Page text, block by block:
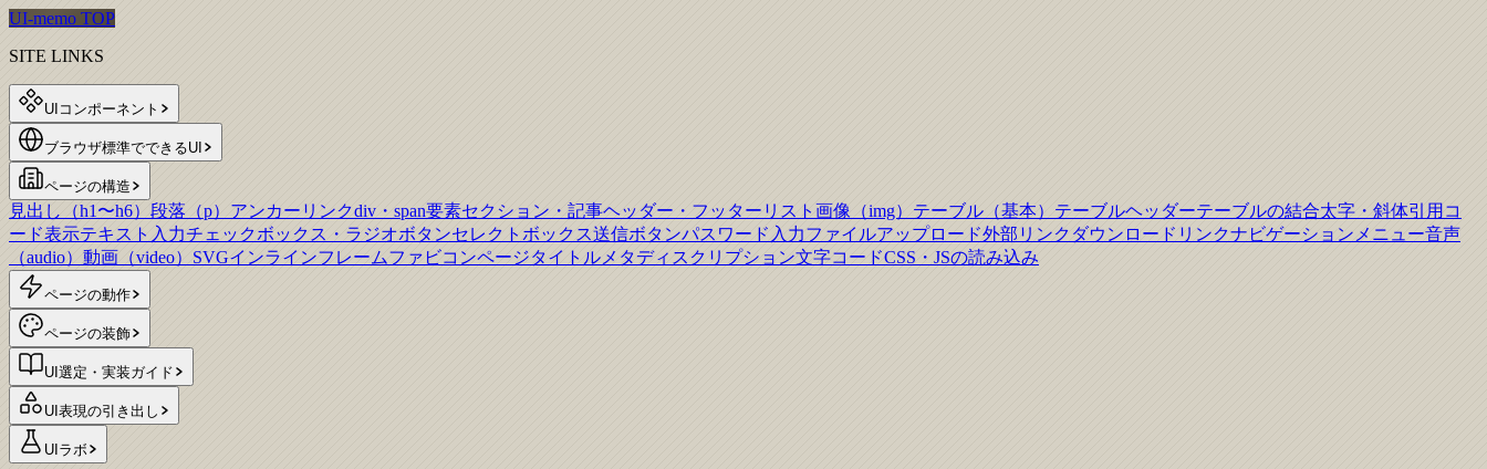
UI-memo TOP
SITE LINKS
UIコンポーネント
ブラウザ標準でできるUI
ページの構造
見出し（h1〜h6） 段落（p） アンカーリンクdiv・span要素セクション・記事ヘッダー・フッター リスト 画像（img） テーブル（基本） テーブルヘッダーテーブルの結合太字・斜体引用 コ
ード表示テキスト入力チェックボックス・ラジオボタンセレクトボックス送信ボタンパスワード入力ファイルアップロード外部リンク ダウンロードリンクナビゲーションメニュー音声
（audio） 動画（video） SVGインラインフレームファビコンページタイトル メタディスクリプション文字コードCSS・JSの読み込み
ページの動作
ページの装飾
UI選定・実装ガイド
UI表現の引き出し
UIラボ